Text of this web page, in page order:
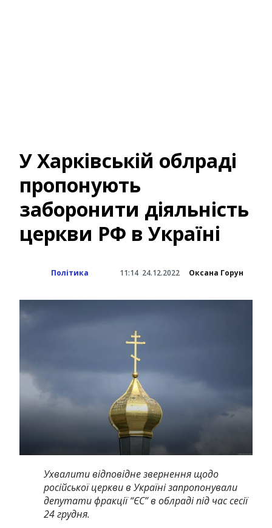
У Харківській облраді
пропонують
заборонити діяльність
церкви РФ в Україні
Політика 11:14 24.12.2022 Оксана Горун
Ухвалити відповідне звернення щодо
російської церкви в Україні запропонували
депутати фракції “ЄС” в облраді під час сесії
24 грудня.